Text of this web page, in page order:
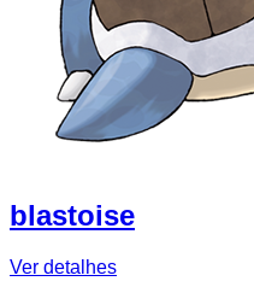
blastoise
Ver detalhes